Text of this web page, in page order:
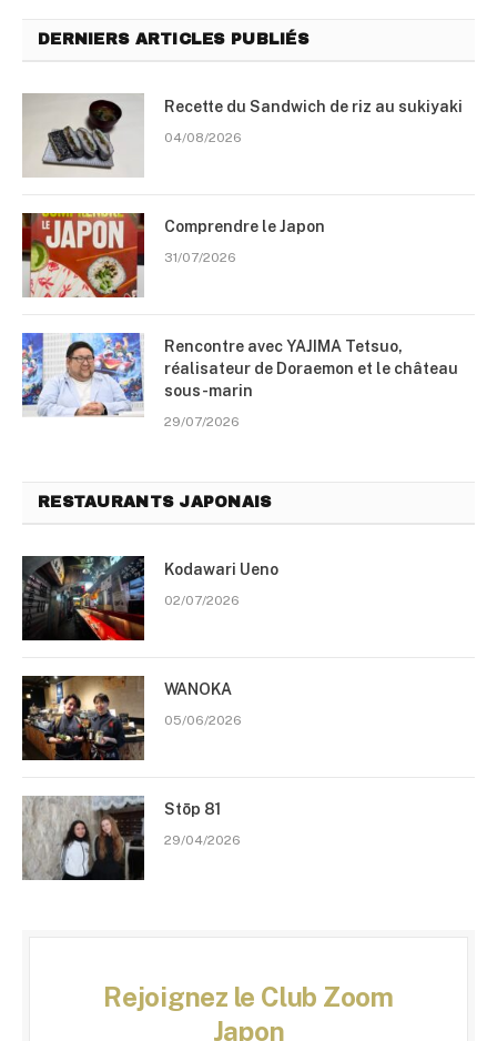
DERNIERS ARTICLES PUBLIÉS
Recette du Sandwich de riz au sukiyaki
04/08/2026
Comprendre le Japon
31/07/2026
Rencontre avec YAJIMA Tetsuo,
réalisateur de Doraemon et le château
sous-marin
29/07/2026
RESTAURANTS JAPONAIS
Kodawari Ueno
02/07/2026
WANOKA
05/06/2026
Stōp 81
29/04/2026
Rejoignez le Club Zoom
Japon